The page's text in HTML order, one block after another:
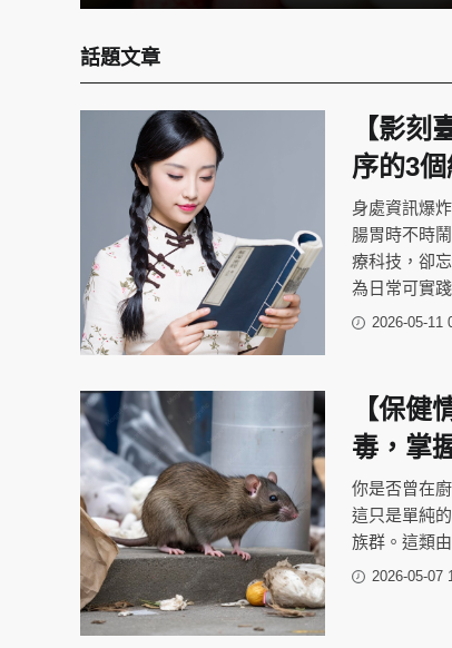
話題文章
【影
序的3
身處資訊爆
腸胃時不時
療科技，卻
為日常可實
2026-05-11
【保
毒，掌
你是否曾在
這只是單純
族群。這類
2026-05-07